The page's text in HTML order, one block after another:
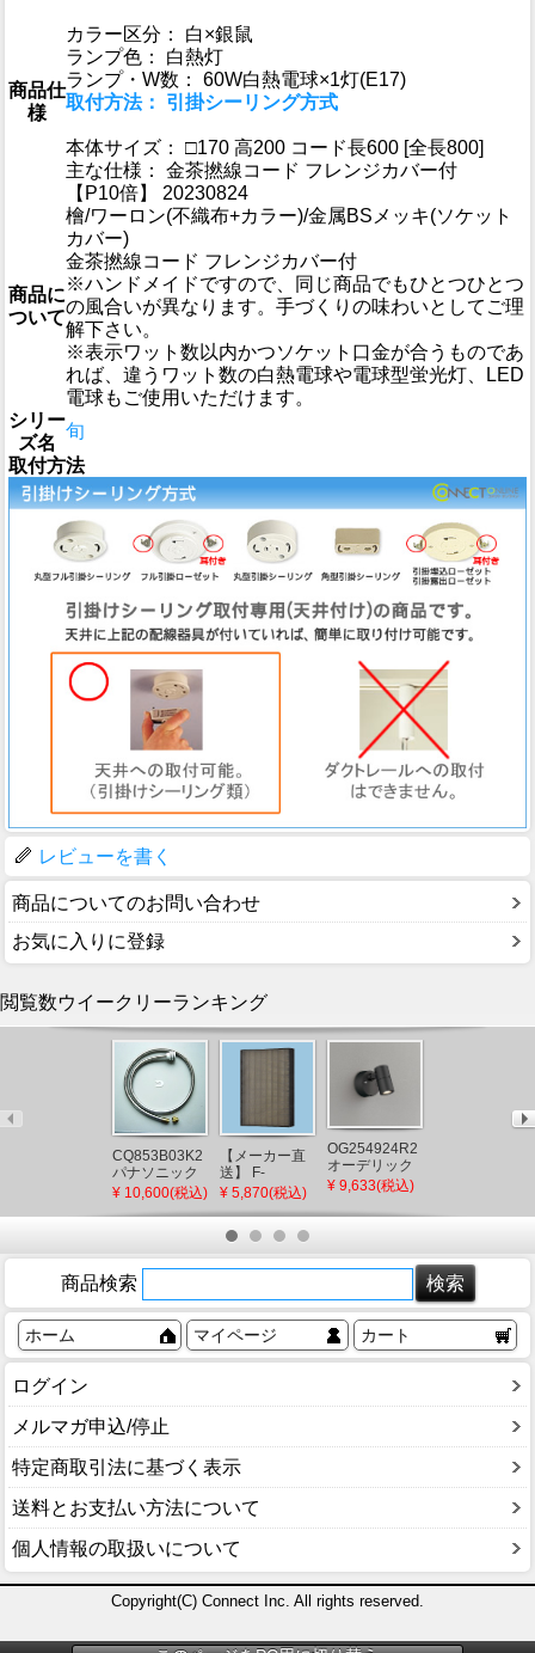
商品仕
様
カラー区分： 白×銀鼠
ランプ色： 白熱灯
ランプ・W数： 60W白熱電球×1灯(E17)
取付方法： 引掛シーリング方式
本体サイズ： □170 高200 コード長600 [全長800]
主な仕様： 金茶撚線コード フレンジカバー付
【P10倍】 20230824
商品に
ついて
檜/ワーロン(不織布+カラー)/金属BSメッキ(ソケット
カバー)
金茶撚線コード フレンジカバー付
※ハンドメイドですので、同じ商品でもひとつひとつ
の風合いが異なります。手づくりの味わいとしてご理
解下さい。
※表示ワット数以内かつソケット口金が合うものであ
れば、違うワット数の白熱電球や電球型蛍光灯、LED
電球もご使用いただけます。
シリー
ズ名
旬
取付方法
レビューを書く
商品についてのお問い合わせ
お気に入りに登録
閲覧数ウイークリーランキング
CQ853B03K2
パナソニック
シャワーホー
ス メタルホー
ス L=1200
後継品)
¥ 10,600(税込)
【メーカー直
送】 F-
ZSLP40 パナ
ソニック 天井
埋込形空気清
浄機 集じんフ
ィルター
¥ 5,870(税込)
OG254924R2
オーデリック
屋外用スポッ
ック LED(電球
¥ 9,633(税込)
色） 下方照射
商品検索
ホーム マイページ カート
ログイン
メルマガ申込/停止
特定商取引法に基づく表示
送料とお支払い方法について
個人情報の取扱いについて
Copyright(C) Connect Inc. All rights reserved.